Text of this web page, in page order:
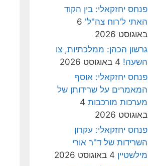
פנחס יחזקאלי: בין הקוד
האתי ל'רוח צה"ל' 6
באוגוסט 2026
גרשון הכהן: ממלכתיות, צו
השעה! 4 באוגוסט 2026
פנחס יחזקאלי: אוסף
המאמרים על שרידותן של
מערכות מורכבות 4
באוגוסט 2026
פנחס יחזקאלי: עקרון
השרידות של ד"ר אורי
מילשטיין 4 באוגוסט 2026